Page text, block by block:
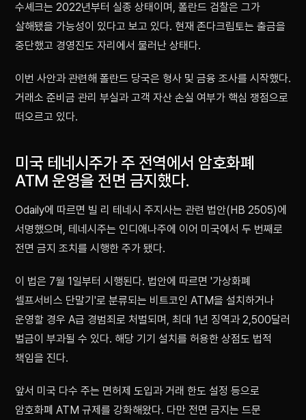
수셰크는 2022년부터 실종 상태이며, 폴란드 검찰은 그가
살해됐을 가능성이 있다고 보고 있다. 현재 존다크립토는 출금을
중단했고 경영진도 자리에서 물러난 상태다.
이번 사안과 관련해 폴란드 당국은 형사 및 금융 조사를 시작했다.
거래소 준비금 관리 부실과 고객 자산 손실 여부가 핵심 쟁점으로
떠오르고 있다.
미국 테네시주가 주 전역에서 암호화폐
ATM 운영을 전면 금지했다.
Odaily에 따르면 빌 리 테네시 주지사는 관련 법안(HB 2505)에
서명했으며, 테네시주는 인디애나주에 이어 미국에서 두 번째로
전면 금지 조치를 시행한 주가 됐다.
이 법은 7월 1일부터 시행된다. 법안에 따르면 '가상화폐
셀프서비스 단말기'로 분류되는 비트코인 ATM을 설치하거나
운영할 경우 A급 경범죄로 처벌되며, 최대 1년 징역과 2,500달러
벌금이 부과될 수 있다. 해당 기기 설치를 허용한 상점도 법적
책임을 진다.
앞서 미국 다수 주는 면허제 도입과 거래 한도 설정 등으로
암호화폐 ATM 규제를 강화해왔다. 다만 전면 금지는 드문